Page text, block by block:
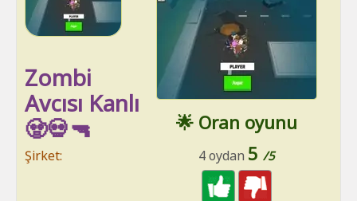
🌟 Oran oyunu
4 oydan 5 /5
Zombi
Avcısı Kanlı
🧟💀🔫
Şirket: